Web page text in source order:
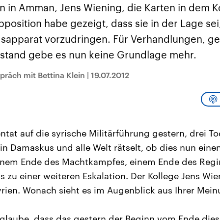
gehören die
Einfluss auf das
Der Überfall der
Terrororganisation
auf Israel hat in der
Gewalt entfacht. Israel
zerstören. Diese wird wie
die Hisbollah im Libanon
Der Iran – seit der
1979 auch
von einem
regierter Staat im
in Amman, Jens Wiening, die Karten in dem
habe gezeigt, dass sie in der Lage
vorzudringen. Für Verhandlungen,
gebe es nun keine Grundlage mehr.
mit Bettina Klein | 19.07.2012
auf die syrische Militärführung gestern, drei
Damaskus und alle Welt rätselt, ob dies nun
Ende des Machtkampfes, einem Ende des
zu einer weiteren Eskalation. Der Kollege Jens
Wonach sieht es im Augenblick aus Ihrer